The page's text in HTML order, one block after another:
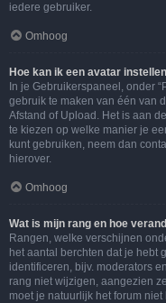
iedere gebruiker.
Omhoog
Hoe kan ik een avatar
In je Gebruikerspaneel, onder
gebruik te maken van één van
Afstand of Upload. Het is aan
te kiezen op welke manier je
kunt gebruiken, neem dan
hierover.
Omhoog
Wat is mijn rang en hoe
Rangen, welke verschijnen
het aantal berchten dat je hebt
identificeren, bijv. moderators
rang niet wijzigen, aangezien
moet je natuurlijk het forum